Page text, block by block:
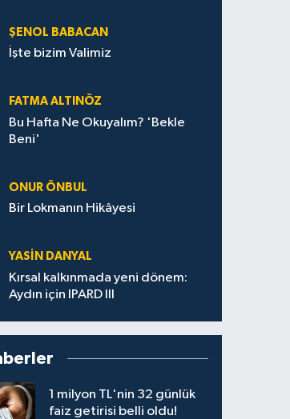
ŞENOL BABACAN
İşte bizim Valimiz
FATMA ALTINÖZ
Bu Hafta Ne Okuyalım? 'Bekle
Beni'
ONUR ÖNBUL
Bir Lokmanın Hikâyesi
YASIN DANYAL
Kırsal kalkınmada yeni dönem:
Aydın için IPARD III
1 milyon TL'nin 32 günlük
faiz getirisi belli oldu!